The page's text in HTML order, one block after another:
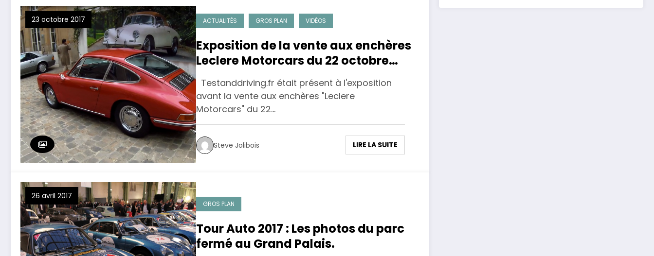
23 octobre 2017 ACTUALITÉS GROS PLAN VIDÉOS
Exposition de la vente aux enchères
Leclere Motorcars du 22 octobre
2017
Testanddriving.fr était présent à l'exposition
avant la vente aux enchères "Leclere
Motorcars" du 22…
Steve Jolibois LIRE LA SUITE
26 avril 2017
GROS PLAN
Tour Auto 2017 : Les photos du parc
fermé au Grand Palais.